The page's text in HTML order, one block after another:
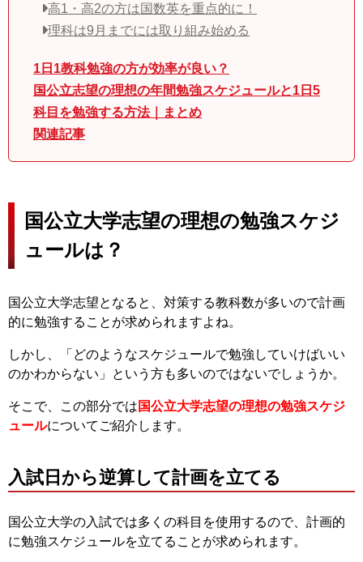
高1・高2の方は国数英を重点的に！
理科は9月までには取り組み始める
1日1教科勉強の方が効率が良い？
国公立志望の理想の年間勉強スケジュールと1日5
科目を勉強する方法｜まとめ
関連記事
国公立大学志望の理想の勉強スケジ
ュールは？
国公立大学志望となると、対策する教科数が多いので計画
的に勉強することが求められますよね。
しかし、「どのようなスケジュールで勉強していけばいい
のかわからない」という方も多いのではないでしょうか。
そこで、この部分では 国公立大学志望の理想の勉強スケジ
ュールについてご紹介します。
入試日から逆算して計画を立てる
国公立大学の入試では多くの科目を使用するので、計画的
に勉強スケジュールを立てることが求められます。